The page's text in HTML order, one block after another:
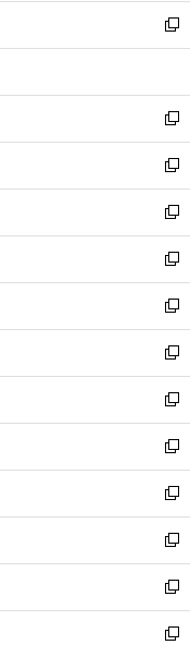
く
で
開
ド
ウ
開
く
ウ
ィ
ン
ウ
で
開
く
し
い
ウ
ン
ド
ウ
で
開
く
新
し
ウ
ィ
ン
ド
ウ
で
開
く
新
し
い
ウ
ィ
ン
ド
ウ
で
開
く
新
し
い
ウ
ィ
ン
ド
ウ
で
開
く
新
し
い
ウ
ィ
ン
ド
ウ
で
開
く
新
し
い
ウ
ィ
ン
ド
ウ
で
開
く
新
し
い
ウ
ィ
ン
ド
ウ
で
開
く
新
し
い
ウ
ィ
ン
ド
ウ
で
開
く
新
し
い
ウ
ィ
ン
ド
ウ
で
開
く
新
し
い
ウ
ィ
ン
ド
ウ
で
新
し
い
ウ
ィ
ン
ド
新
し
い
ウ
ィ
新
し
い
新